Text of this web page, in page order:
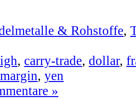
& Rohstoffe,
, carry-trade, dollar,
margin, yen
»